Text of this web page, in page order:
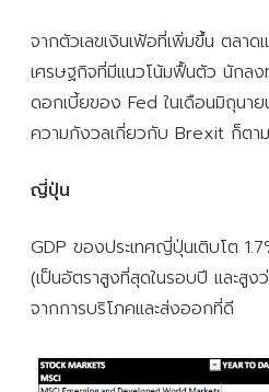
จากตัวเลขเงินเฟ้อที่เพิ่มขึ้น ตลา
เศรษฐกิจที่มีแนวโน้มฟื้นตัว นักล
ดอกเบี้ยของ Fed ในเดือนมิถุนา
ความกังวลเกี่ยวกับ Brexit ก็ตาม
ญี่ปุ่น
GDP ของประเทศญี่ปุ่นเติบโต
(เป็นอัตราสูงที่สุดในรอบปี และสูง
จากการบริโภคและส่งออกที่ดี